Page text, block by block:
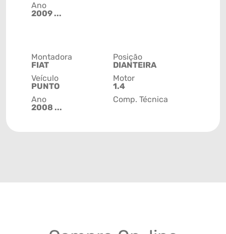
Ano
2009 ...
Montadora
FIAT
Veículo
PUNTO
Ano
2008 ...
Posição
DIANTEIRA
Motor
1.4
Comp. Técnica